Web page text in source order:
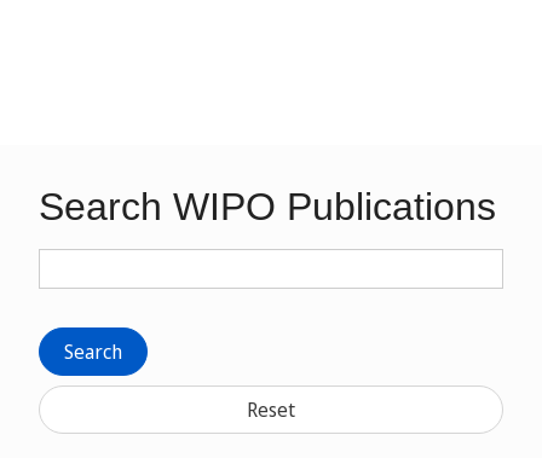
Search WIPO Publications
Search
Reset